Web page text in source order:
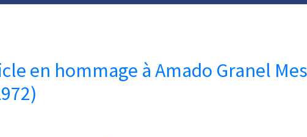
en hommage à Amado Granel